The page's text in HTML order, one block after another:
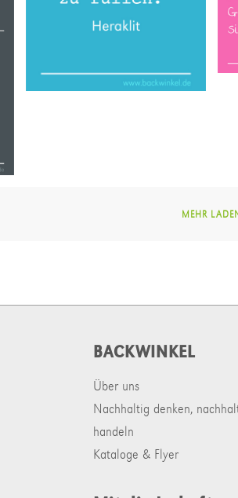
MEHR
BACKWINKEL
Über uns
Nachhaltig denken,
handeln
Kataloge & Flyer